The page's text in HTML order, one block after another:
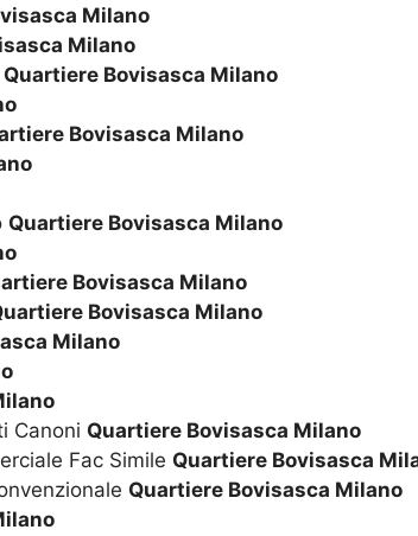
Milano
Milano
Quartiere Bovisasca Milano
Bovisasca Milano
Quartiere Bovisasca Milano
Bovisasca Milano
Bovisasca Milano
Milano
Canoni Quartiere Bovisasca Milano
Fac Simile Quartiere Bovisasca
Quartiere Bovisasca Milano